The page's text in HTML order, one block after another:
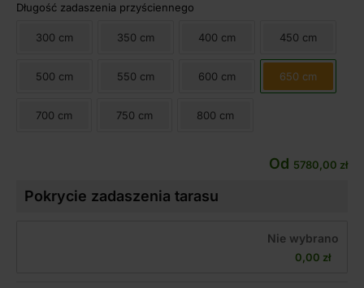
Długość zadaszenia przyściennego
300 cm 350 cm 400 cm 450 cm
500 cm 550 cm 600 cm 650 cm
700 cm 750 cm 800 cm
Od 5780,00 zł
Pokrycie zadaszenia tarasu
Nie wybrano
0,00 zł